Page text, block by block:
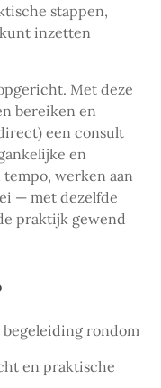
stappen,
inzetten
Met deze
bereiken en
een consult
en
werken aan
— met dezelfde
praktijk gewend
begeleiding rondom
en praktische